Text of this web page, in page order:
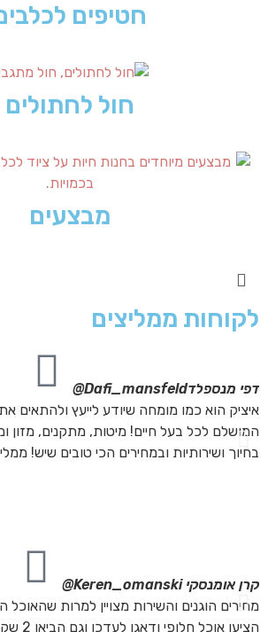
חטיפים
חול לחתולים
מבצעים
לקוחות ממליצים
דפי מנספלדDafi_mansfeld@
איציק הוא כמו מומחה שיודע לייעץ ולהתאים
המושלם לכל בעל חיים! מיטות, מתקנים, מזון
בחיוך ושירותיות ובמחירים הכי טובים שיש!
קרן אומנסקיKeren_omanski@
מחירים הוגנים והשירות מצויין למרות
הציעו